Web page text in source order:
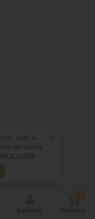
0
×
сайт и
вы даете
cookie